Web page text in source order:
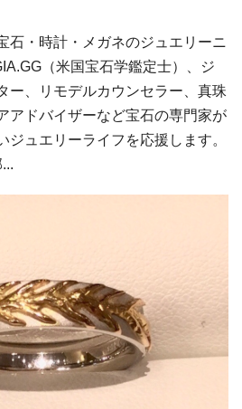
石・時計・メガネのジュエリーニ
（米国宝石学鑑定士）、ジ
ー、リモデルカウンセラー、真珠
アドバイザーなど宝石の専門家が
ジュエリーライフを応援します。